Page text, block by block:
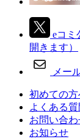
eコミ
開きます）
メー
初めての方
よくある質
お問い合わ
お知らせ